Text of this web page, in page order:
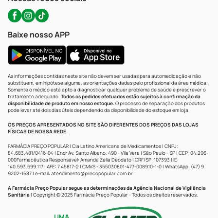
Baixe nosso APP
As informações contidas neste site não devem ser usadas para automedicação e não
substituem, em hipótese alguma, as orientações dadas pelo profissional da área médica.
Somente o médico está apto a diagnosticar qualquer problema de saúde e prescrever o
tratamento adequado. Todos os pedidos efetuados estão sujeitos à confirmação da
disponibilidade de produto em nosso estoque.O processo de separação dos produtos
pode levar até dois dias úteis dependendo da disponibilidade do estoque em loja.
OS PREÇOS APRESENTADOS NO SITE SÃO DIFERENTES DOS PREÇOS DAS LOJAS
FÍSICAS DE NOSSA REDE.
FARMÁCIA PREÇO POPULAR | Cia Latino Americana de Medicamentos | CNPJ:
84.683.481/0416-04 | End: Av. Santo Albano, 490 - Vila Vera | São Paulo - SP | CEP: 04.296-
000Farmacêutica Responsável: Amanda Zelia Deodato | CRF/SP: 107393 | IE:
140.593.699.117 | AFE: 7.45817-2 | CMVS - 355030801-477-008910-1-0 | WhatsApp: (47) 9
9202-1687 | e-mail: atendimento@precopopular.com.br.
A Farmácia Preço Popular segue as determinações da Agência Nacional de Vigilância
Sanitária | Copyright © 2025 Farmácia Preço Popular - Todos os direitos reservados.